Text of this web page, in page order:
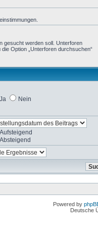
gesucht werden soll. Unterforen
Option „Unterforen durchsuchen“
Ja Nein
Aufsteigend
Absteigend
Powered by
Deutsche